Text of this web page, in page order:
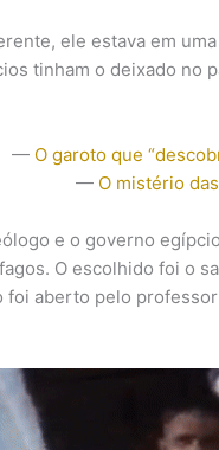
ele estava em
tinham o deixado no
— O garoto que
— O mistério
e o governo
O escolhido foi o
foi aberto pelo